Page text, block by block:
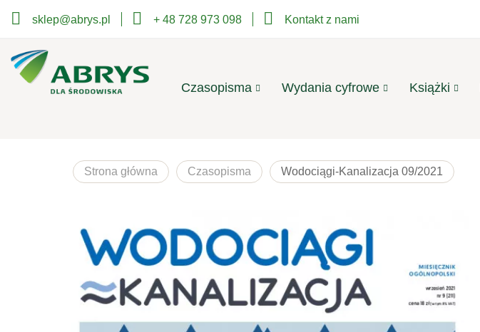
sklep@abrys.pl + 48 728 973 098 Kontakt z nami
Czasopisma Wydania cyfrowe Książki
Strona główna Czasopisma Wodociągi-Kanalizacja 09/2021